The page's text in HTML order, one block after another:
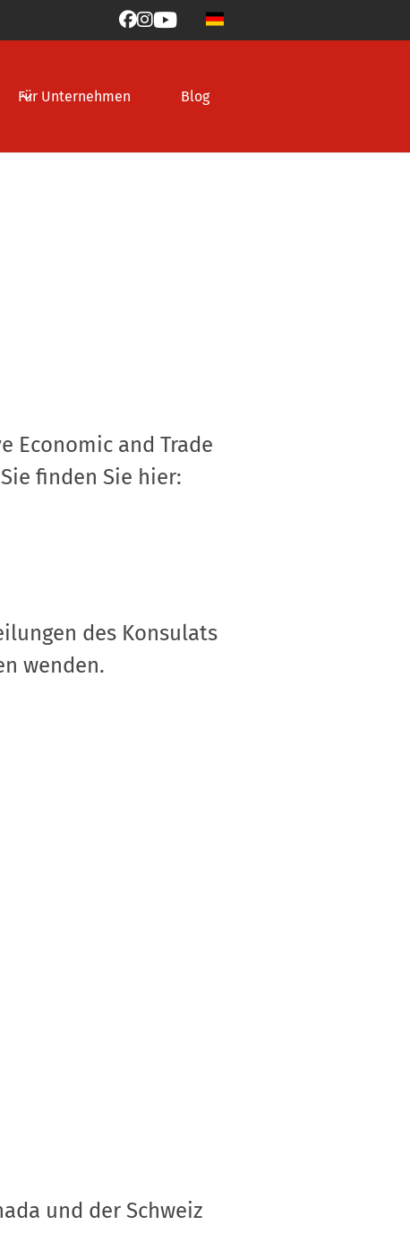

Für Unternehmen Blog
Economic and Trade
finden Sie hier:
des Konsulats
wenden.
und der Schweiz